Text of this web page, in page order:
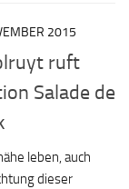
2015
ruft
Salade de
leben, auch
dieser